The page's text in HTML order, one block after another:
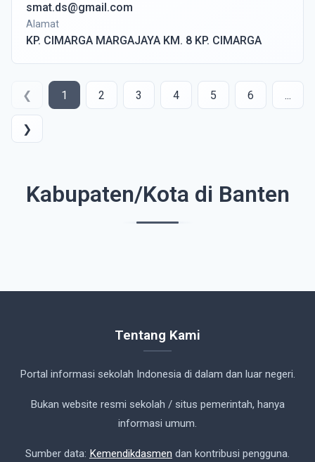
smat.ds@gmail.com
Alamat
KP. CIMARGA MARGAJAYA KM. 8 KP. CIMARGA
❮ 1 2 3 4 5 6 ...
❯
Kabupaten/Kota di Banten
Tentang Kami
Portal informasi sekolah Indonesia di dalam dan luar negeri.
Bukan website resmi sekolah / situs pemerintah, hanya
informasi umum.
Sumber data: Kemendikdasmen dan kontribusi pengguna.